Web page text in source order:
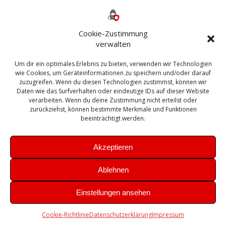
Cookie-Zustimmung
verwalten
Um dir ein optimales Erlebnis zu bieten, verwenden wir Technologien
wie Cookies, um Geräteinformationen zu speichern und/oder darauf
zuzugreifen. Wenn du diesen Technologien zustimmst, können wir
Daten wie das Surfverhalten oder eindeutige IDs auf dieser Website
verarbeiten. Wenn du deine Zustimmung nicht erteilst oder
zurückziehst, können bestimmte Merkmale und Funktionen
beeinträchtigt werden.
Akzeptieren
Ablehnen
Einstellungen ansehen
Cookie-RichtlinieDatenschutzerklärungImpressum
Bautagebuch
Exchange firewall Fritzbox
Microsoft
Sanierung SBS Security Server Sicherheit
Sicherung SIEM Sophos SSL Ubuntu
Update Upgrade UTM VCenter VCSA Veeam
VMWare VPN WAZUH Windows
Zertifikat
Theme